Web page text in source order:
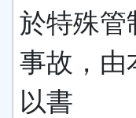
於特殊管
事故，由
以書